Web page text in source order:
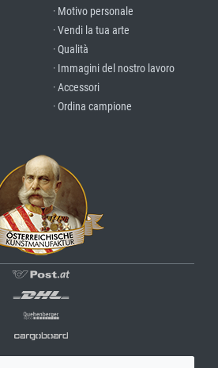
· Motivo personale
· Vendi la tua arte
· Qualità
· Immagini del nostro lavoro
· Accessori
· Ordina campione